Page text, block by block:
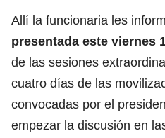
Allí la funcionaria les
presentada este viernes
de las sesiones
cuatro días de las
convocadas por el
empezar la discusión en